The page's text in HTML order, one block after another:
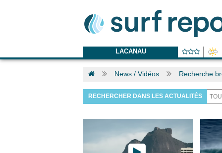
LACANAU
News / Vidéos Recherche
RECHERCHER DANS LES ACTUALITÉS